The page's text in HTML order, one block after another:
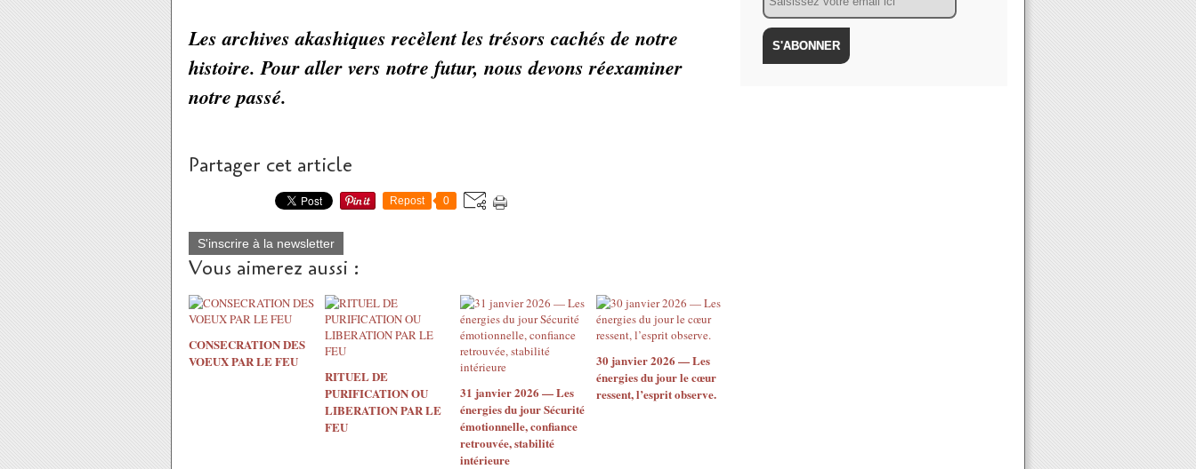
Les archives akashiques recèlent les trésors cachés de notre
histoire. Pour aller vers notre futur, nous devons réexaminer
notre passé.
Partager cet article
Repost 0
S'inscrire à la newsletter
Vous aimerez aussi :
CONSECRATION DES
VOEUX PAR LE FEU
RITUEL DE
PURIFICATION OU
LIBERATION PAR LE
FEU
31 janvier 2026 — Les
énergies du jour Sécurité
émotionnelle, confiance
retrouvée, stabilité
intérieure
30 janvier 2026 — Les
énergies du jour le cœur
ressent, l’esprit observe.